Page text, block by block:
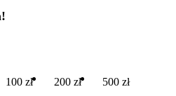
100 zł 200 zł 500 zł